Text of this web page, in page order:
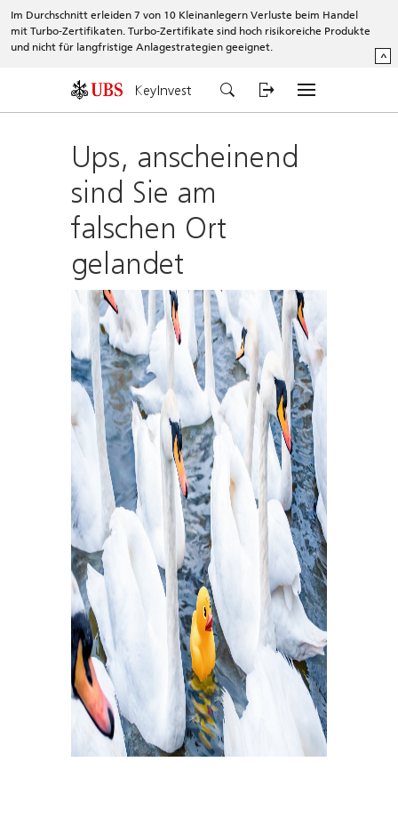
Im Durchschnitt erleiden 7 von 10 Kleinanlegern Verluste beim Handel
mit Turbo-Zertifikaten. Turbo-Zertifikate sind hoch risikoreiche Produkte
und nicht für langfristige Anlagestrategien geeignet.
^
KeyInvest
Ups, anscheinend
sind Sie am
falschen Ort
gelandet